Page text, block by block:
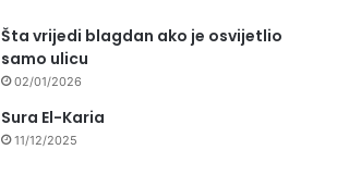
Šta vrijedi blagdan ako je osvijetlio
samo ulicu
02/01/2026
Sura El-Karia
11/12/2025